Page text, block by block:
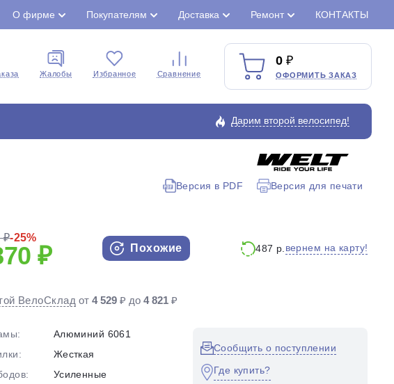
О фирме Покупателям Доставка Ремонт КОНТАКТЫ
Жалобы Избранное Сравнение
0
ОФОРМИТЬ ЗАКАЗ
Дарим второй велосипед!
Версия в PDF Версия для печати
₽-25%
₽ Похожие 487 р. вернем на карту!
ВелоСклад от4 529 ₽ до4 821 ₽
Алюминий 6061
Жесткая
Усиленные
Сообщить о поступлении
Где купить?